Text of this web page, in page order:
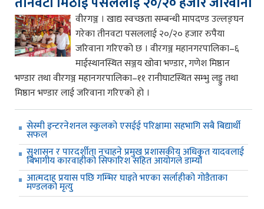
वीरगञ्ज । खाद्य स्वच्छता सम्बन्धी मापदण्ड उल्लङ्घन
गरेका तीनवटा पसललाई २०/२० हजार रुपैया
जरिवाना गरिएको छ । वीरगञ्ज महानगरपालिका–६
माईस्थानस्थित सञ्जय खोवा भण्डार, गणेश मिष्ठान
भण्डार तथा वीरगञ्ज महानगरपालिका–११ रानीघाटस्थित सम्भु लड्डु तथा
मिष्ठान भण्डार लाई जरिवाना गरिएको हो ।
सेस्मी इन्टरनेशनल स्कुलको एसईई परिक्षामा सहभागि सबै बिद्यार्थी
सफल
सुशासन र पारदर्शीता नचाहने प्रमुख प्रशासकीय अधिकृत यादवलाई
बिभागीय कारवाहीको सिफारिश सहित आयोगले डाम्यो
आत्मदाह प्रयास पछि गम्भिर घाइते भएका सर्लाहीको गोडैताका
मण्डलको मृत्यु